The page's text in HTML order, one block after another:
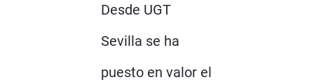
Desde UGT
Sevilla se ha
puesto en valor el